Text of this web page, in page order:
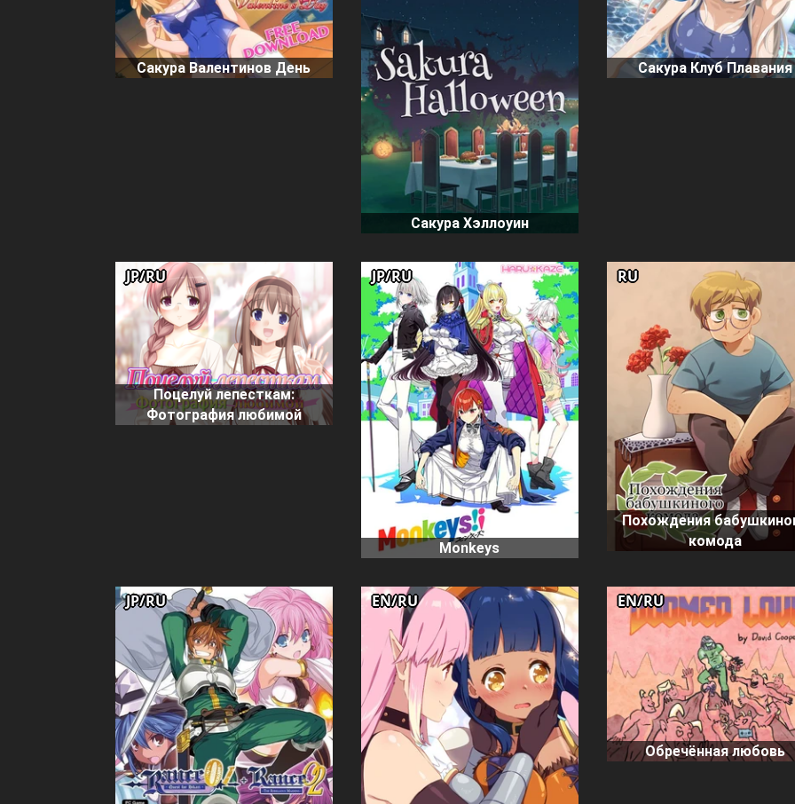
Сакура Валентинов День
Сакура Хэллоуин
Сакура Клуб Плавания
Поцелуй лепесткам:
Фотография любимой
JP/RU
Monkeys
JP/RU
Похождения
комода
RU
JP/RU EN/RU
Обречённая любовь
EN/RU